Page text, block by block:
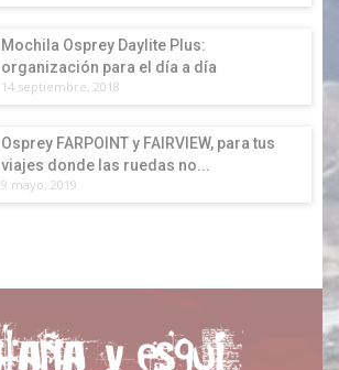
Mochila Osprey Daylite Plus:
organización para el día a día
14 septiembre, 2018
Osprey FARPOINT y FAIRVIEW, para tus
viajes donde las ruedas no...
9 mayo, 2019